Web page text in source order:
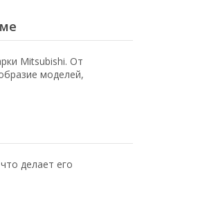
Mitsubishi. От
моделей,
делает его